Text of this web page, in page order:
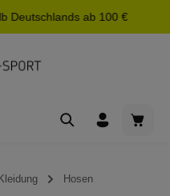
Deutschlands ab 100 €
Kleidung Hosen